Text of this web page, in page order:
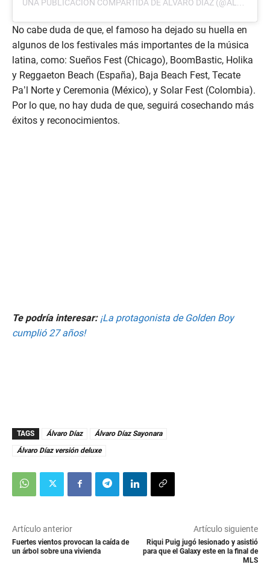
UNA PUBLICACIÓN COMPARTIDA DE ÁLVARO DÍAZ (@ALVARITODIAZ)
No cabe duda de que, el famoso ha dejado su huella en
algunos de los festivales más importantes de la música
latina, como: Sueños Fest (Chicago), BoomBastic, Holika
y Reggaeton Beach (España), Baja Beach Fest, Tecate
Pa’l Norte y Ceremonia (México), y Solar Fest (Colombia).
Por lo que, no hay duda de que, seguirá cosechando más
éxitos y reconocimientos.
Te podría interesar: ¡La protagonista de Golden Boy
cumplió 27 años!
TAGS Álvaro Díaz
Álvaro Díaz Sayonara
Álvaro Díaz versión deluxe
Artículo anterior
Fuertes vientos provocan la caída de
un árbol sobre una vivienda
Artículo siguiente
Riqui Puig jugó lesionado y asistió
para que el Galaxy este en la final de
MLS